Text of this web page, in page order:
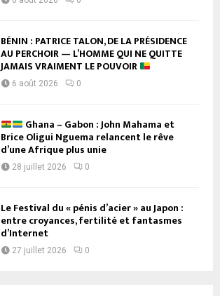
BÉNIN : PATRICE TALON, DE LA PRÉSIDENCE
AU PERCHOIR — L’HOMME QUI NE QUITTE
JAMAIS VRAIMENT LE POUVOIR
6 août 2026 0
Ghana – Gabon : John Mahama et
Brice Oligui Nguema relancent le rêve
d’une Afrique plus unie
28 juillet 2026 0
Le Festival du « pénis d’acier » au Japon :
entre croyances, fertilité et fantasmes
d’Internet
27 juillet 2026 0